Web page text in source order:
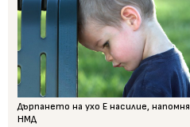
Дърпането на ухо Е насилие, напомня
НМД